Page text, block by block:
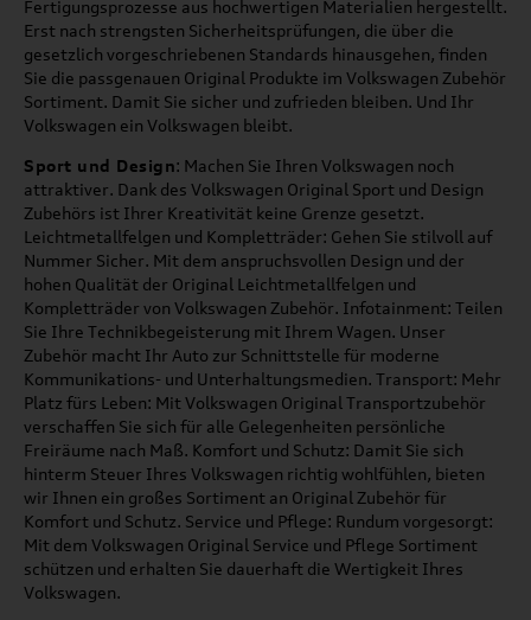
Fertigungsprozesse aus hochwertigen Materialien hergestellt.
Erst nach strengsten Sicherheitsprüfungen, die über die
gesetzlich vorgeschriebenen Standards hinausgehen, finden
Sie die passgenauen Original Produkte im Volkswagen Zubehör
Sortiment. Damit Sie sicher und zufrieden bleiben. Und Ihr
Volkswagen ein Volkswagen bleibt.
Sport und Design: Machen Sie Ihren Volkswagen noch
attraktiver. Dank des Volkswagen Original Sport und Design
Zubehörs ist Ihrer Kreativität keine Grenze gesetzt.
Leichtmetallfelgen und Kompletträder: Gehen Sie stilvoll auf
Nummer Sicher. Mit dem anspruchsvollen Design und der
hohen Qualität der Original Leichtmetallfelgen und
Kompletträder von Volkswagen Zubehör. Infotainment: Teilen
Sie Ihre Technikbegeisterung mit Ihrem Wagen. Unser
Zubehör macht Ihr Auto zur Schnittstelle für moderne
Kommunikations- und Unterhaltungsmedien. Transport: Mehr
Platz fürs Leben: Mit Volkswagen Original Transportzubehör
verschaffen Sie sich für alle Gelegenheiten persönliche
Freiräume nach Maß. Komfort und Schutz: Damit Sie sich
hinterm Steuer Ihres Volkswagen richtig wohlfühlen, bieten
wir Ihnen ein großes Sortiment an Original Zubehör für
Komfort und Schutz. Service und Pflege: Rundum vorgesorgt:
Mit dem Volkswagen Original Service und Pflege Sortiment
schützen und erhalten Sie dauerhaft die Wertigkeit Ihres
Volkswagen.